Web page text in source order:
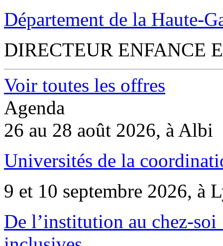
Département de la Haute-
DIRECTEUR ENFANCE
Voir toutes les offres
Agenda
26 au 28 août 2026, à Albi
Universités de la
9 et 10 septembre 2026, à
De l’institution au chez-